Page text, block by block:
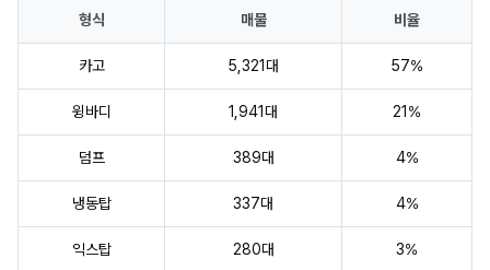
형식 매물 비율
카고 5,321대 57%
윙바디 1,941대 21%
덤프 389대 4%
냉동탑 337대 4%
익스탑 280대 3%